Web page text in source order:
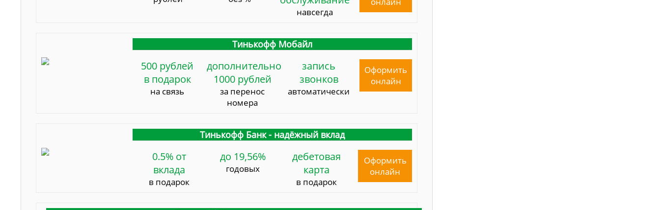
навсегда
Тинькофф Мобайл
500 рублей
в подарок
на связь
дополнительно
1000 рублей
за перенос
номера
запись
звонков
автоматически
Оформить
онлайн
Тинькофф Банк - надёжный вклад
0.5% от
вклада
в подарок
до 19,56%
годовых
дебетовая
карта
в подарок
Оформить
онлайн